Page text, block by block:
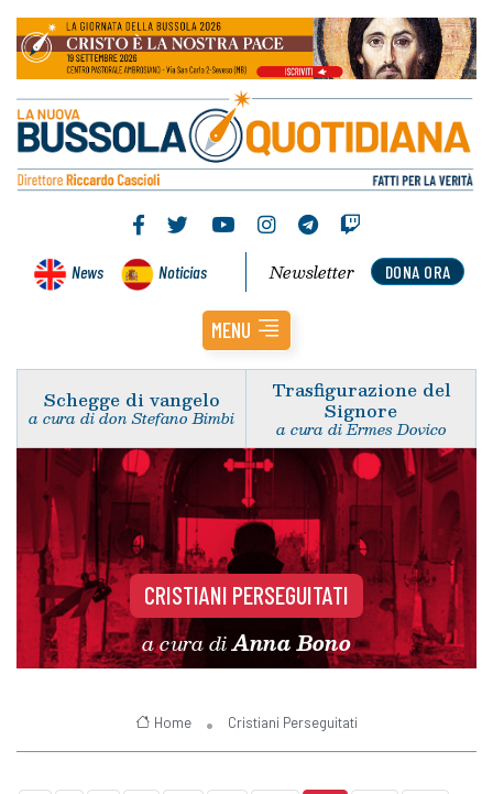
News Noticias DONA ORA
Newsletter
MENU
Schegge di vangelo
a cura di don Stefano Bimbi
Trasfigurazione del
Signore
a cura di Ermes Dovico
CRISTIANI PERSEGUITATI
a cura diAnna Bono
Home Cristiani Perseguitati